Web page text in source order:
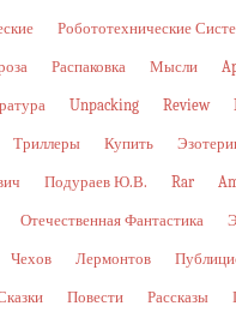
Робототехнические
Распаковка Мысли
Unpacking Review
Триллеры Купить
Подураев Ю.В. Rar
Отечественная Фантастика
Чехов Лермонтов
Повести Рассказы